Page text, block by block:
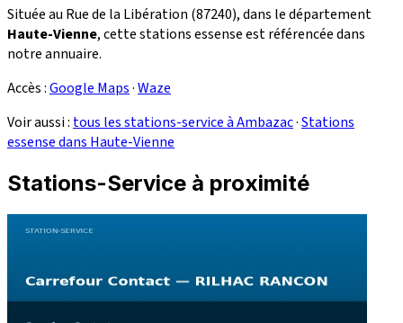
Située au Rue de la Libération (87240), dans le département
Haute-Vienne, cette stations essense est référencée dans
notre annuaire.
Accès :Google Maps·Waze
Voir aussi : tous les stations-service à Ambazac·Stations
essense dans Haute-Vienne
Stations-Service à proximité